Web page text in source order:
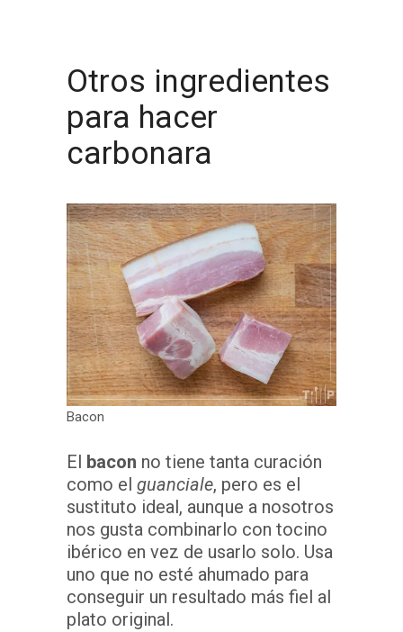
Otros ingredientes
para hacer
carbonara
Bacon
El bacon no tiene tanta curación
como el guanciale, pero es el
sustituto ideal, aunque a nosotros
nos gusta combinarlo con tocino
ibérico en vez de usarlo solo. Usa
uno que no esté ahumado para
conseguir un resultado más fiel al
plato original.